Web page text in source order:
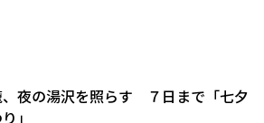
夜の湯沢を照らす ７日まで「七夕
」